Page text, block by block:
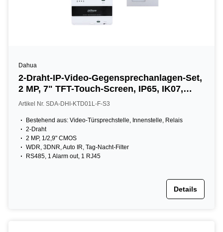
Dahua
2-Draht-IP-Video-Gegensprechanlagen-Set,
2 MP, 7" TFT-Touch-Screen, IP65, IK07,
Unterputz
Artikel Nr. SDA-DHI-KTD01L-F-S3
Bestehend aus: Video-Türsprechstelle, Innenstelle, Relais
2-Draht
2 MP, 1/2,9" CMOS
WDR, 3DNR, Auto IR, Tag-Nacht-Filter
RS485, 1 Alarm out, 1 RJ45
Details